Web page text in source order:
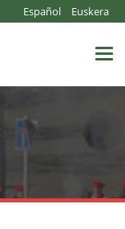
Español Euskera